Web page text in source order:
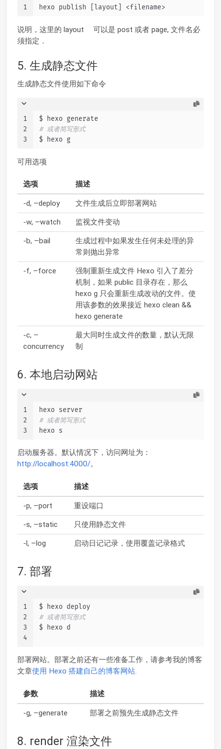
1 hexo publish [layout] <filename>
说明，这里的 layout 可以是 post 或者 page, 文件名必
须指定．
5. 生成静态文件
生成静态文件使用如下命令
1
2
3
$ hexo generate
# 或者简写形式
$ hexo g
可用选项
选项 描述
-d, –deploy 文件生成后立即部署网站
-w, –watch 监视文件变动
-b, –bail
生成过程中如果发生任何未处理的异
常则抛出异常
-f, –force
强制重新生成文件 Hexo 引入了差分
机制，如果 public 目录存在，那么
hexo g 只会重新生成改动的文件。使
用该参数的效果接近 hexo clean &&
hexo generate
-c, –
concurrency
最大同时生成文件的数量，默认无限
制
6. 本地启动网站
1
2
3
hexo server
# 或者简写形式
hexo s
启动服务器。默认情况下，访问网址为：
http://localhost:4000/。
选项 描述
-p, –port 重设端口
-s, –static 只使用静态文件
-l, –log 启动日记记录，使用覆盖记录格式
7. 部署
1
2
3
4
$ hexo deploy
# 或者简写形式
$ hexo d
部署网站。部署之前还有一些准备工作，请参考我的博客
文章使用 Hexo 搭建自己的博客网站.
参数 描述
-g, –generate 部署之前预先生成静态文件
8. render 渲染文件